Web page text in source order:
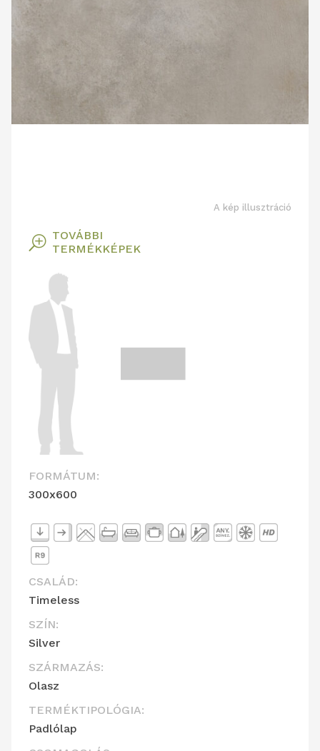
A kép illusztráció
T TOVÁBBI
TERMÉKKÉPEK
FORMÁTUM:
300x600
CSALÁD:
Timeless
SZÍN:
Silver
SZÁRMAZÁS:
Olasz
TERMÉKTIPOLÓGIA:
Padlólap